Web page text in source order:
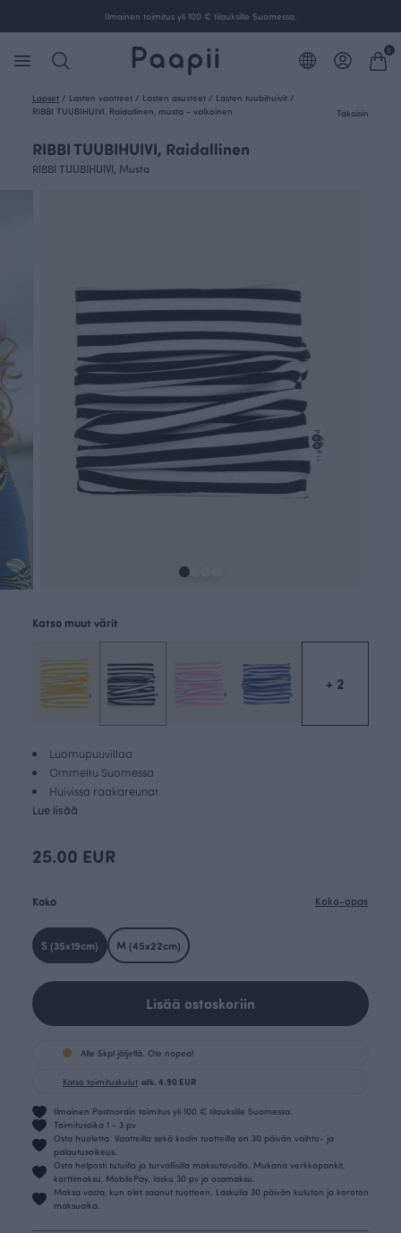
Ilmainen toimitus yli 100 € tilauksille Suomessa.
0
Lapset / Lasten vaatteet / Lasten asusteet / Lasten tuubihuivit /
RIBBI TUUBIHUIVI, Raidallinen, musta - valkoinen
Takaisin
RIBBI TUUBIHUIVI, Raidallinen
RIBBI TUUBIHUIVI, Musta
Luomupuuvillaa
Ommeltu Suomessa
Huivissa raakareunat
Lue lisää
Katso muut värit
+ 2
25.00 EUR
Koko Koko-opas
S (35x19cm) M (45x22cm)
Lisää ostoskoriin
Alle 5kpl jäljellä. Ole nopea!
Katso toimituskulut alk. 4.90 EUR
Ilmainen Postnordin toimitus yli 100 € tilauksille Suomessa.
Toimitusaika 1 - 3 pv
Osta huoletta. Vaatteilla sekä kodin tuotteilla on 30 päivän vaihto- ja
palautusoikeus.
Osta helposti tutuilla ja turvallisilla maksutavoilla. Mukana verkkopankit,
korttimaksu, MobilePay, lasku 30 pv ja osamaksu.
Maksa vasta, kun olet saanut tuotteen. Laskulla 30 päivän kuluton ja koroton
maksuaika.